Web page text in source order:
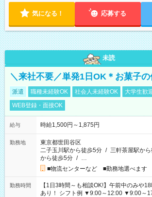
気になる！ 応募する
未読
＼来社不要／単発1日OK＊お菓子
派遣 職種未経験OK 社会人未経験OK 大学生歓
WEB登録・面接OK
給与 時給1,500円～1,875円
勤務地
東京都世田谷区
二子玉川駅から徒歩5分 / 三軒茶屋駅か
から徒歩5分 / …
■物流センターなど ■勤務地選べます
勤務時間
【1日3時間～も相談OK!】午前中のみや
あり！ シフト例 ▼9:00～12:00 ▼9:00～